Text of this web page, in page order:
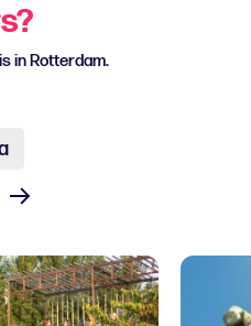
in Rotterdam.